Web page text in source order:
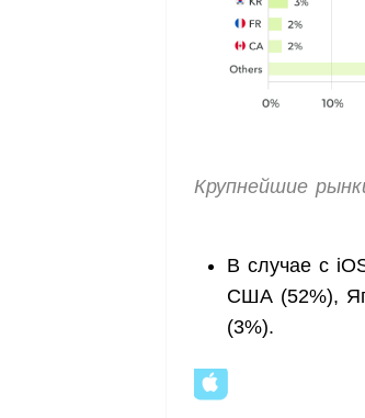
Крупнейшие
В случае с
США (52%),
(3%).